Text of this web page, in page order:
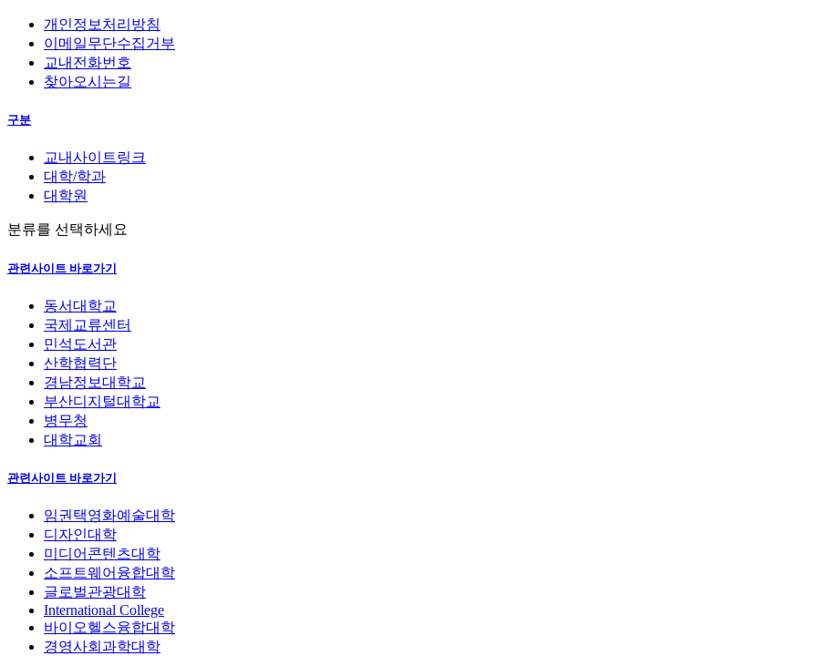
개인정보처리방침
이메일무단수집거부
교내전화번호
찾아오시는길
구분
교내사이트링크
대학/학과
대학원
분류를 선택하세요
관련사이트 바로가기
동서대학교
국제교류센터
민석도서관
산학협력단
경남정보대학교
부산디지털대학교
병무청
대학교회
관련사이트 바로가기
임권택영화예술대학
디자인대학
미디어콘텐츠대학
소프트웨어융합대학
글로벌관광대학
International College
바이오헬스융합대학
경영사회과학대학